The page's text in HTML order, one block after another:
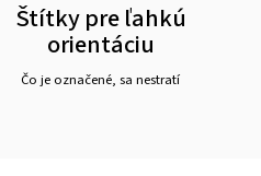
Štítky pre ľahkú
orientáciu
Čo je označené, sa nestratí